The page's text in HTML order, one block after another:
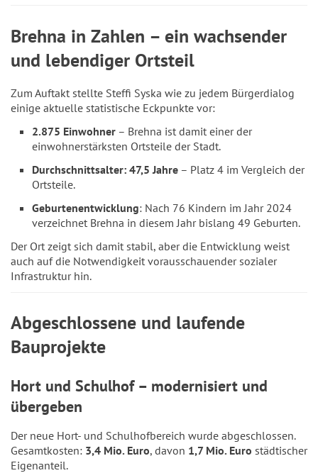
Brehna in Zahlen – ein wachsender
und lebendiger Ortsteil
Zum Auftakt stellte Steffi Syska wie zu jedem Bürgerdialog
einige aktuelle statistische Eckpunkte vor:
2.875 Einwohner – Brehna ist damit einer der
einwohnerstärksten Ortsteile der Stadt.
Durchschnittsalter: 47,5 Jahre – Platz 4 im Vergleich der
Ortsteile.
Geburtenentwicklung: Nach 76 Kindern im Jahr 2024
verzeichnet Brehna in diesem Jahr bislang 49 Geburten.
Der Ort zeigt sich damit stabil, aber die Entwicklung weist
auch auf die Notwendigkeit vorausschauender sozialer
Infrastruktur hin.
Abgeschlossene und laufende
Bauprojekte
Hort und Schulhof – modernisiert und
übergeben
Der neue Hort- und Schulhofbereich wurde abgeschlossen.
Gesamtkosten: 3,4 Mio. Euro, davon 1,7 Mio. Euro städtischer
Eigenanteil.